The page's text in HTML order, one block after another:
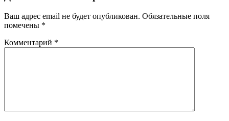
Ваш адрес email не будет опубликован. Обязательные поля
помечены *
Комментарий *